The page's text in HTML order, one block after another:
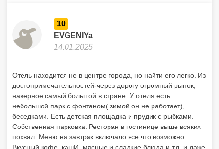
10
EVGENIYa
14.01.2025
Отель находится не в центре города, но найти его легко. Из
достопримечательностей-через дорогу огромный рынок,
наверное самый большой в стране. У отеля есть
небольшой парк с фонтаном( зимой он не работает),
беседками. Есть детская площадка и прудик с рыбками.
Собственная парковка. Ресторан в гостинице выше всяких
похвал. Меню на завтрак включало все что возможно.
Вкусный кофе, кашИ, мясные и сладкие блюда и т.д. и даже